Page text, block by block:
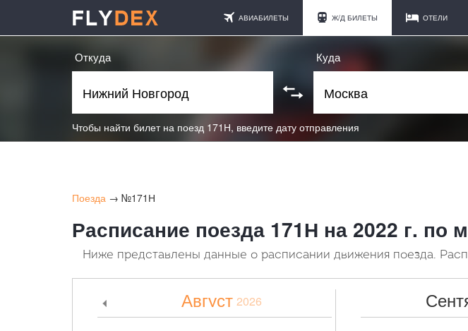
АВИАБИЛЕТЫ Ж/Д БИЛЕТЫ ОТЕЛИ
Откуда Куда
Чтобы найти билет на поезд 171Н, введите дату отправления
Поезда → №171Н
Расписание поезда 171Н на 2022 г.
Ниже представлены данные о расписании движения поезда.
Август 2026